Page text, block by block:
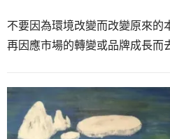
不要因為環境改變而改變原來的
再因應市場的轉變或品牌成長而